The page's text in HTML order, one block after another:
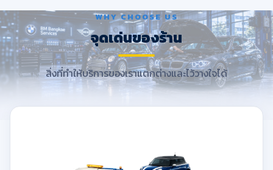
WHY CHOOSE US
จุดเด่นของร้าน
สิ่งที่ทำให้บริการของเราแตกต่างและไว้วางใจได้